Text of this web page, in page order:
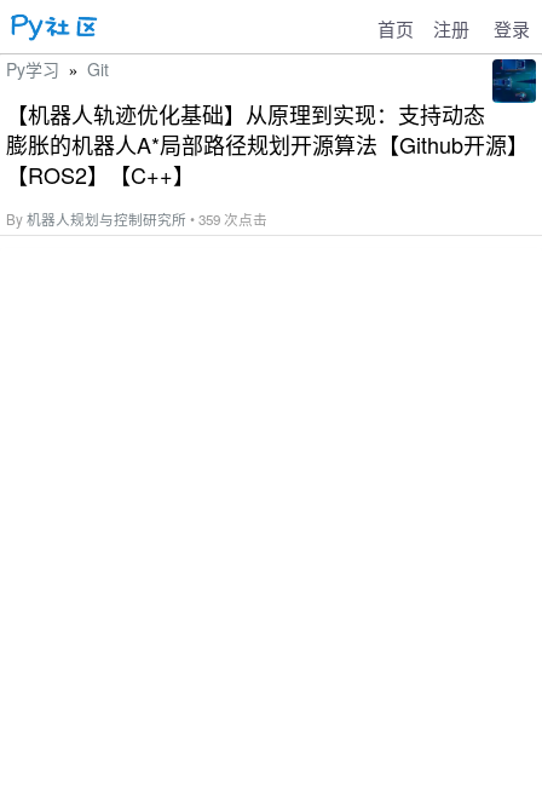
首页 注册 登录
Py学习 » Git
【机器人轨迹优化基础】从原理到实现：支持动态
膨胀的机器人A*局部路径规划开源算法【Github开源】
【ROS2】【C++】
By机器人规划与控制研究所 • 359 次点击